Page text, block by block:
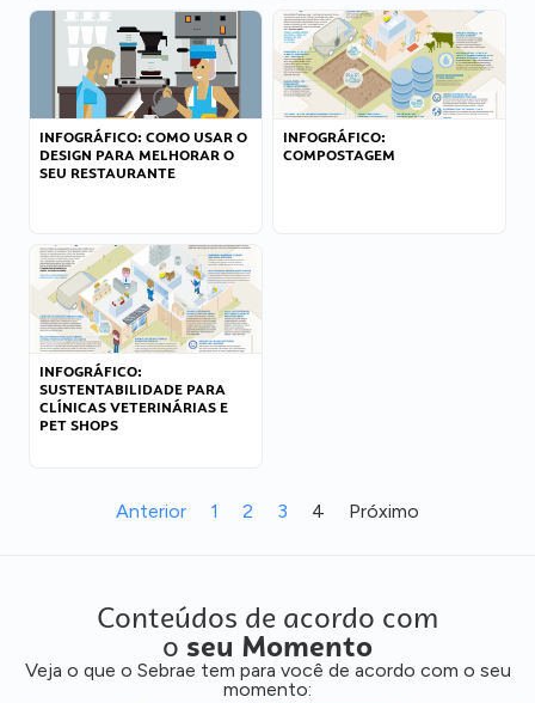
INFOGRÁFICO: COMO USAR O
DESIGN PARA MELHORAR O
SEU RESTAURANTE
INFOGRÁFICO:
COMPOSTAGEM
INFOGRÁFICO:
SUSTENTABILIDADE PARA
CLÍNICAS VETERINÁRIAS E
PET SHOPS
Anterior 1 2 3 4 Próximo
Conteúdos de acordo com
o seu Momento
Veja o que o Sebrae tem para você de acordo com o seu
momento: